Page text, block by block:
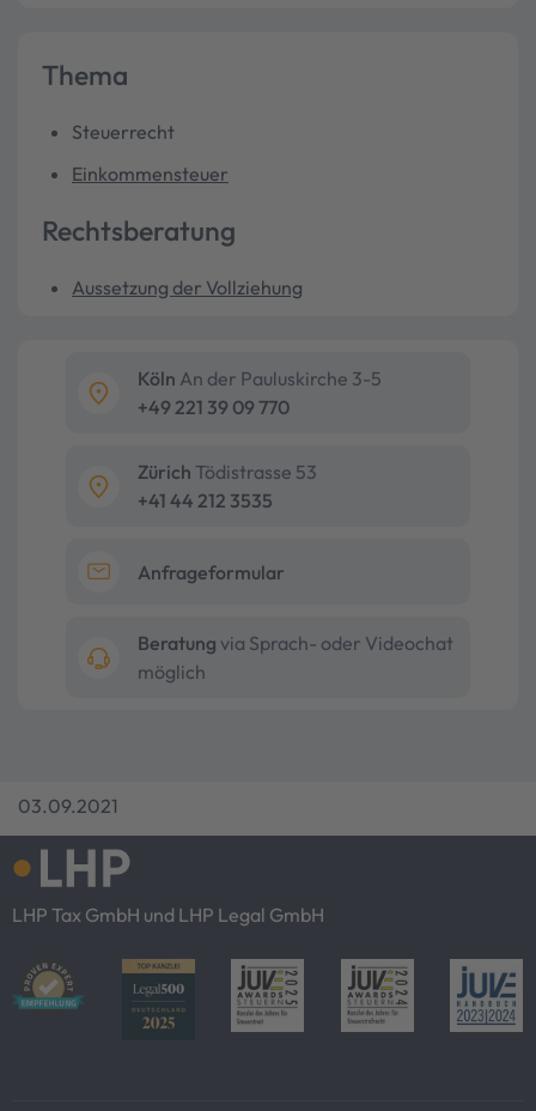
Thema
Steuerrecht
Einkommensteuer
Rechtsberatung
Aussetzung der Vollziehung
Köln An der Pauluskirche 3-5
+49 221 39 09 770
Zürich Tödistrasse 53
+41 44 212 3535
Anfrageformular
Beratung via Sprach- oder Videochat
möglich
03.09.2021
LHP Tax GmbH und LHP Legal GmbH